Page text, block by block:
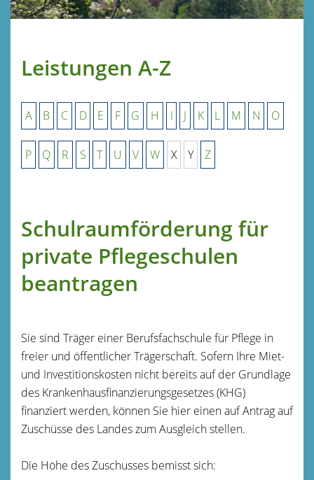
Leistungen A-Z
A B C D E F G H I J K L M N O
P Q R S T U V W X Y Z
Schulraumförderung für
private Pflegeschulen
beantragen
Sie sind Träger einer Berufsfachschule für Pflege in
freier und öffentlicher Trägerschaft. Sofern Ihre Miet-
und Investitionskosten nicht bereits auf der Grundlage
des Krankenhausfinanzierungsgesetzes (KHG)
finanziert werden, können Sie hier einen auf Antrag auf
Zuschüsse des Landes zum Ausgleich stellen.
Die Höhe des Zuschusses bemisst sich: